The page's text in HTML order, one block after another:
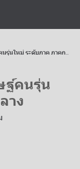
นใหม่ ระดับภาค ภาคกลาง
ฐ์คนรุ่น
าง